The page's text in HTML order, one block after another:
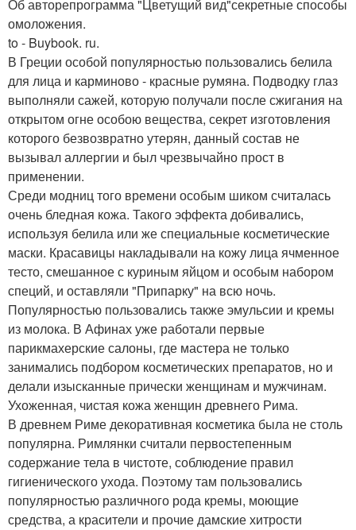
Об авторепрограмма "Цветущий вид"секретные способы
омоложения.
to - Buybook. ru.
В Греции особой популярностью пользовались белила
для лица и карминово - красные румяна. Подводку глаз
выполняли сажей, которую получали после сжигания на
открытом огне особою вещества, секрет изготовления
которого безвозвратно утерян, данный состав не
вызывал аллергии и был чрезвычайно прост в
применении.
Среди модниц того времени особым шиком считалась
очень бледная кожа. Такого эффекта добивались,
используя белила или же специальные косметические
маски. Красавицы накладывали на кожу лица ячменное
тесто, смешанное с куриным яйцом и особым набором
специй, и оставляли "Припарку" на всю ночь.
Популярностью пользовались также эмульсии и кремы
из молока. В Афинах уже работали первые
парикмахерские салоны, где мастера не только
занимались подбором косметических препаратов, но и
делали изысканные прически женщинам и мужчинам.
Ухоженная, чистая кожа женщин древнего Рима.
В древнем Риме декоративная косметика была не столь
популярна. Римлянки считали первостепенным
содержание тела в чистоте, соблюдение правил
гигиенического ухода. Поэтому там пользовались
популярностью различного рода кремы, моющие
средства, а красители и прочие дамские хитрости